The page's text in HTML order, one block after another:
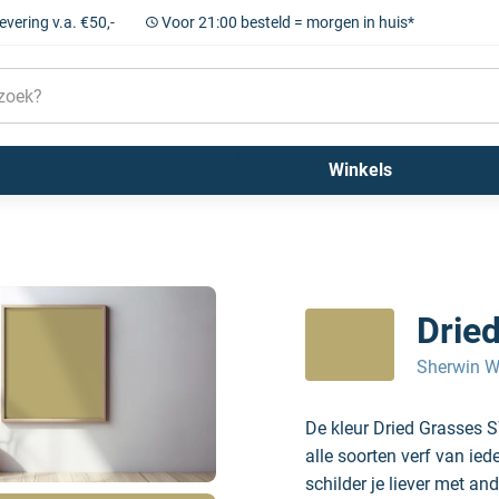
v.a. €50,- Voor 21:00 besteld = morgen in huis*
Winkels
Sherwin
De kleur Dried Grasses
alle soorten verf van
schilder je liever met